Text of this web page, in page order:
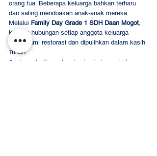
orang tua. Beberapa keluarga bahkan terharu
dan saling mendoakan anak-anak mereka.
Melalui Family Day Grade 1 SDH Daan Mogot,
kiranya hubungan setiap anggota keluarga
mengalami restorasi dan dipulihkan dalam kasih
Tuhan.
Anak-anak diharapkan bertumbuh menjadi